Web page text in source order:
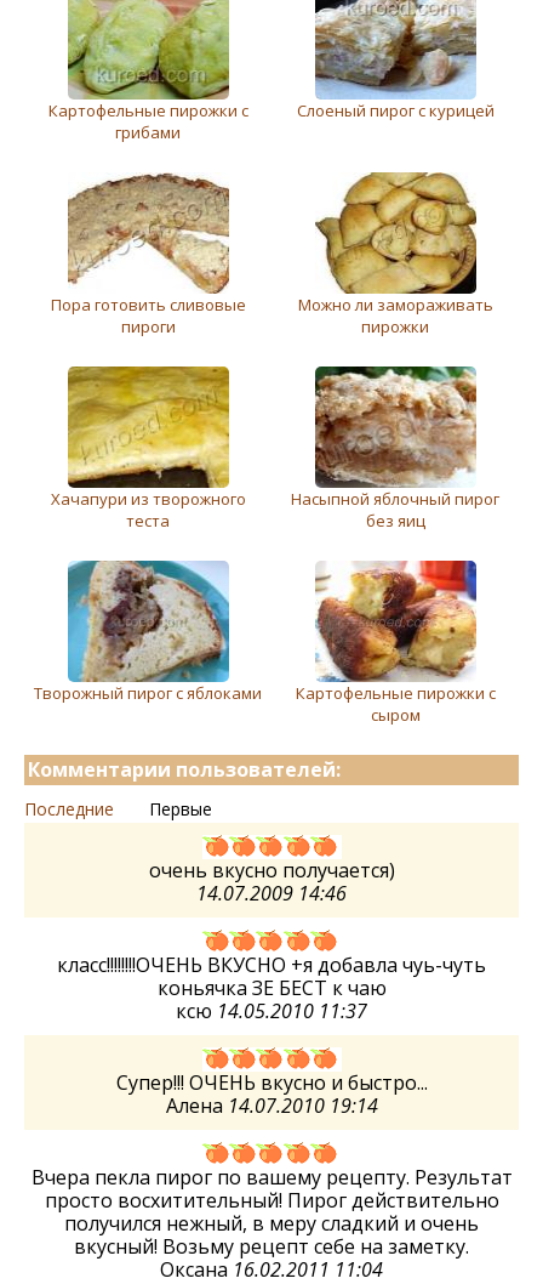
Картофельные пирожки с
грибами
Слоеный пирог с курицей
Пора готовить сливовые
пироги
Можно ли замораживать
пирожки
Хачапури из творожного
теста
Насыпной яблочный пирог
без яиц
Творожный пирог с яблоками
Картофельные пирожки с
сыром
Комментарии пользователей:
Последние Первые
очень вкусно получается)
14.07.2009 14:46
класс!!!!!!!!ОЧЕНЬ ВКУСНО +я добавла чуь-чуть
коньячка ЗЕ БЕСТ к чаю
ксю 14.05.2010 11:37
Супер!!! ОЧЕНЬ вкусно и быстро...
Алена 14.07.2010 19:14
Вчера пекла пирог по вашему рецепту. Результат
просто восхитительный! Пирог действительно
получился нежный, в меру сладкий и очень
вкусный! Возьму рецепт себе на заметку.
Оксана 16.02.2011 11:04